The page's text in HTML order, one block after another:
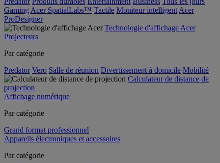
Gaming Acer SpatialLabs™ Tactile Moniteur intelligent Acer
ProDesigner
Technologie d'affichage Acer
Projecteurs
Par catégorie
Predator Vero Salle de réunion Divertissement à domicile Mobilité
Calculateur de distance de
projection
Affichage numérique
Par catégorie
Grand format professionnel
Appareils électroniques et accessoires
Par catégorie